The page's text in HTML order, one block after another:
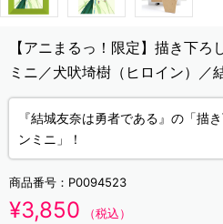
【アニまるっ！限定】描き下
ミニ／犬吠埼樹（ヒロイン）／
『結城友奈は勇者である』の「描
ンミニ」！
商品番号： P0094523
¥3,850 （税込）